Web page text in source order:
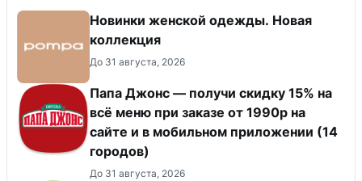
Новинки женской одежды. Новая
коллекция
До 31 августа, 2026
Папа Джонс — получи скидку 15% на
всё меню при заказе от 1990р на
сайте и в мобильном приложении (14
городов)
До 31 августа, 2026